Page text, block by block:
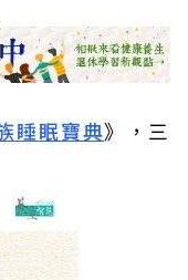
睡眠寶典》，三